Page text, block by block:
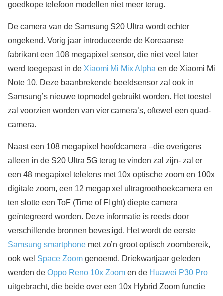
goedkope telefoon modellen niet meer terug.
De camera van de Samsung S20 Ultra wordt echter
ongekend. Vorig jaar introduceerde de Koreaanse
fabrikant een 108 megapixel sensor, die niet veel later
werd toegepast in de Xiaomi Mi Mix Alpha en de Xiaomi Mi
Note 10. Deze baanbrekende beeldsensor zal ook in
Samsung’s nieuwe topmodel gebruikt worden. Het toestel
zal voorzien worden van vier camera’s, oftewel een quad-
camera.
Naast een 108 megapixel hoofdcamera –die overigens
alleen in de S20 Ultra 5G terug te vinden zal zijn- zal er
een 48 megapixel telelens met 10x optische zoom en 100x
digitale zoom, een 12 megapixel ultragroothoekcamera en
ten slotte een ToF (Time of Flight) diepte camera
geïntegreerd worden. Deze informatie is reeds door
verschillende bronnen bevestigd. Het wordt de eerste
Samsung smartphone met zo’n groot optisch zoombereik,
ook wel Space Zoom genoemd. Driekwartjaar geleden
werden de Oppo Reno 10x Zoom en de Huawei P30 Pro
uitgebracht, die beide over een 10x Hybrid Zoom functie